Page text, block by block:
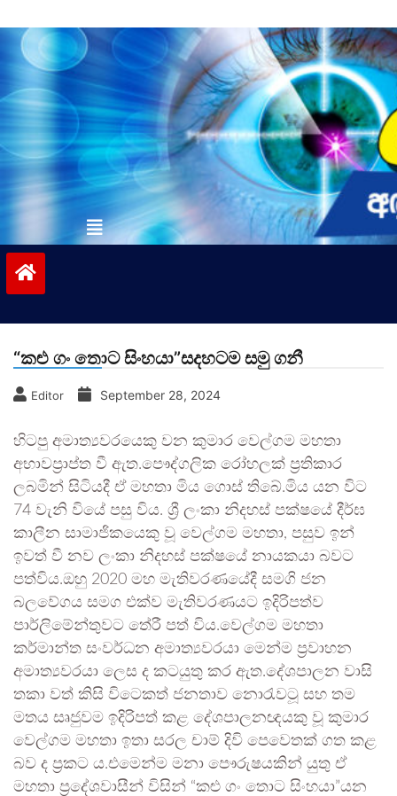
to
contentvinivida.lk
“කළු ගං තොට සිංහයා”සදහටම සමු ගනී
Editor September 28, 2024
හිටපු අමාත්‍යවරයෙකු වන කුමාර වෙල්ගම මහතා
අභාවප්‍රාප්ත වී ඇත.පෞද්ගලික රෝහලක් ප්‍රතිකාර
ලබමින් සිටියදී ඒ මහතා මිය ගොස් තිබේ.මිය යන විට
74 වැනි වියේ පසු විය. ශ්‍රී ලංකා නිදහස් පක්ෂයේ දීර්ඝ
කාලීන සාමාජිකයෙකු වූ වෙල්ගම මහතා, පසුව ඉන්
ඉවත් වී නව ලංකා නිදහස් පක්ෂයේ නායකයා බවට
පත්විය.ඔහු 2020 මහ මැතිවරණයේදී සමගි ජන
බලවේගය සමග එක්ව මැතිවරණයට ඉදිරිපත්ව
පාර්ලිමේන්තුවට තේරී පත් විය.වෙල්ගම මහතා
කර්මාන්ත සංවර්ධන අමාත්‍යවරයා මෙන්ම ප්‍රවාහන
අමාත්‍යවරයා ලෙස ද කටයුතු කර ඇත.දේශපාලන වාසි
තකා වත් කිසි විටෙකත් ජනතාව නොරැවටූ සහ තම
මතය සෘජුවම ඉදිරිපත් කළ දේශපාලනඥයකු වූ කුමාර
වෙල්ගම මහතා ඉතා සරල චාම් දිවි පෙවෙතක් ගත කළ
බව ද ප්‍රකට ය.එමෙන්ම මනා පෞරුෂයකින් යුතු ඒ
මහතා ප්‍රදේශවාසීන් විසින් “කළු ගං තොට සිංහයා”යන